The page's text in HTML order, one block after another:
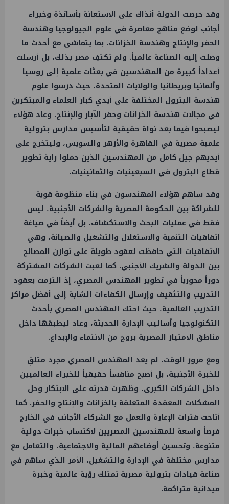
وقد حرصت الدولة آنذاك على الاستعانة بأساتذة وخبراء
أجانب لوضع مناهج معاصرة في علوم الجيولوجيا وهندسة
الحفر والإنتاج وهندسة الخزانات، بما يتماشى مع أحدث ما
وصلت إليه الصناعة عالمياً. ولم تكتفِ مصر بذلك، بل أرسلت
أعداداً كبيرة من المهندسين في بعثات علمية إلى روسيا
وألمانيا وبريطانيا والولايات المتحدة، حيث درسوا علوم
هندسة البترول المختلفة على أيدي كبار العلماء والمبتكرين
في مجالات هندسة الخزانات وحفر الآبار والإنتاج. وعاد هؤلاء
ليصبحوا فيما بعد نواة حقيقية لتأسيس مدارس بترولية
علمية مصرية في القاهرة والأزهر والسويس، وليتخرج على
أيديهم جيل كامل من المهندسين الذين حملوا راية تطوير
قطاع البترول في السبعينيات والثمانينيات.
وقد ساهم هؤلاء المهندسون في بناء منظومة قوية
للشراكة بين الحكومة المصرية والشركات الأجنبية، ليس
فقط في عمليات البحث والاستكشاف، بل أيضاً في صياغة
اتفاقيات التنمية والاستغلال والتشغيل والصيانة، وهي
الاتفاقيات التي حافظت لعقود طويلة على توازن المصالح
بين الدولة والشريك الأجنبي. كما لعبت الشركات المشتركة
دوراً محورياً في تطوير المهندس المصري، إذ التزمت بعقود
التدريب والتثقيف وإرسال الكفاءات الشابة إلى أفضل مراكز
التدريب العالمية، حيث احتك المهندس المصري بأحدث
التكنولوجيا وأساليب الإدارة الحديثة، وعاد ليطبقها داخل
مناطق الامتياز المصرية بروح من الانتماء والإبداع.
ومع مرور الوقت، لم يعد المهندس المصري مجرد متلقٍ
للخبرة الأجنبية، بل أصبح منافساً حقيقياً للخبراء العالميين
داخل الشركات الكبرى، وظهرت قدرته على الابتكار وحل
المشكلات المعقدة المتعلقة بالخزانات والإنتاج والحفر. كما
أتاحت فترات الإعارة والعمل مع الشركاء الأجانب في الخارج
فرصاً واسعة للمهندسين المصريين لاكتساب خبرات دولية
متنوعة، وتحسين أوضاعهم المالية والاجتماعية، والتعامل مع
مدارس مختلفة في الإدارة والتشغيل، الأمر الذي ساهم في
صناعة قيادات بترولية مصرية تمتلك رؤية عالمية وخبرة
ميدانية متراكمة.